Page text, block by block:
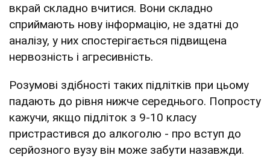
вкрай складно вчитися. Вони складно
сприймають нову інформацію, не здатні до
аналізу, у них спостерігається підвищена
нервозність і агресивність.
Розумові здібності таких підлітків при цьому
падають до рівня нижче середнього. Попросту
кажучи, якщо підліток з 9-10 класу
пристрастився до алкоголю - про вступ до
серйозного вузу він може забути назавжди.